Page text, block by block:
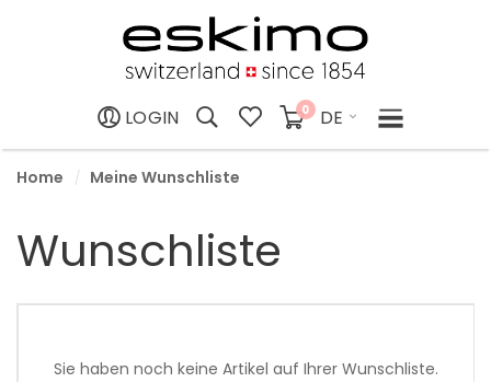
LOGIN 0 DE
Home Meine Wunschliste
Wunschliste
Sie haben noch keine Artikel auf Ihrer Wunschliste.